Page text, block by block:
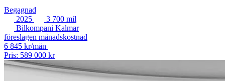
Begagnad
2025
3 700 mil
Bilkompani Kalmar
föreslagen månadskostnad
6 845 kr/mån
Pris: 589 000 kr